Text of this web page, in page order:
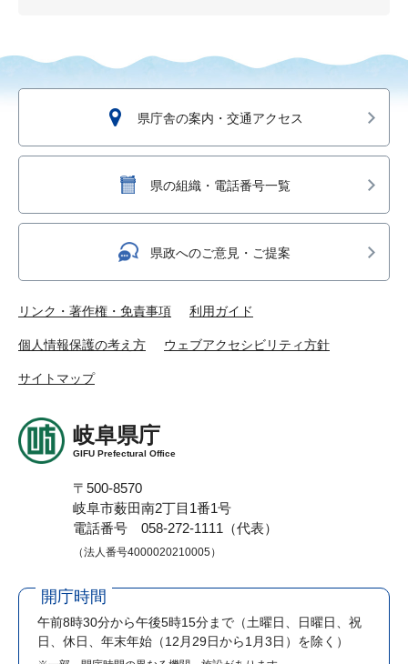
県庁舎の案内・交通アクセス
県の組織・電話番号一覧
県政へのご意見・ご提案
リンク・著作権・免責事項 利用ガイド
個人情報保護の考え方 ウェブアクセシビリティ方針
サイトマップ
岐阜県庁
GIFU Prefectural Office
〒500-8570
岐阜市薮田南2丁目1番1号
電話番号 058-272-1111（代表）
（法人番号4000020210005）
開庁時間
午前8時30分から午後5時15分まで （土曜日、日曜日、祝
日、休日、年末年始（12月29日から1月3日）を除く）